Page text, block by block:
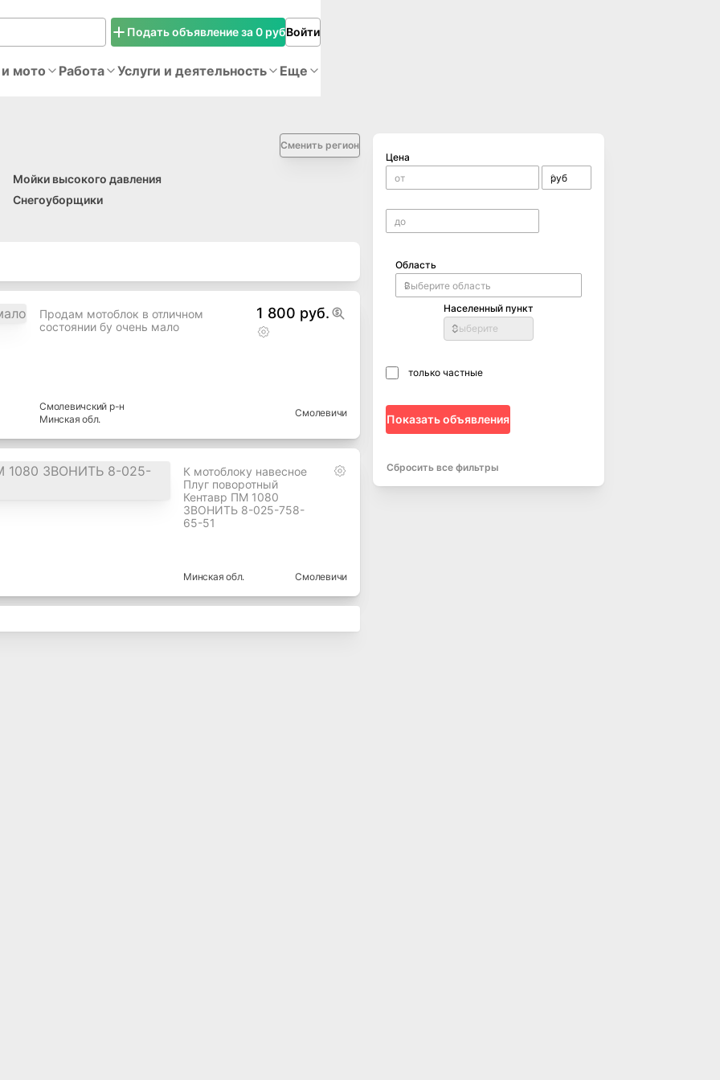
Подать объявление за 0 рубВойти
мото Работа Услуги и деятельность Еще
Сменить регион
Мойки высокого давления
Снегоуборщики
Продам мотоблок в отличном
состоянии бу очень мало
1 800 руб.
Смолевичский р-н
Минская обл.
Смолевичи
К мотоблоку навесное
Плуг поворотный
Кентавр ПМ 1080
ЗВОНИТЬ 8-025-758-
65-51
Минская обл. Смолевичи
Цена
Область
Населенный пункт
Выберите
только частные
Показать объявления
Сбросить все фильтры